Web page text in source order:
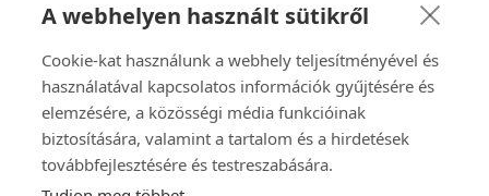
A webhelyen használt sütikről
Cookie-kat használunk a webhely teljesítményével és
használatával kapcsolatos információk gyűjtésére és
elemzésére, a közösségi média funkcióinak
biztosítására, valamint a tartalom és a hirdetések
továbbfejlesztésére és testreszabására.
törölköző
újrahaszonsítás
vasalás
vasalókímélő